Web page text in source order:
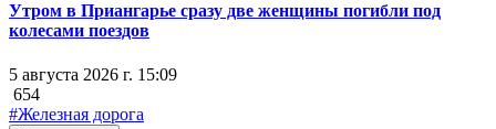
Утром в Приангарье сразу две женщины погибли под
колесами поездов
5 августа 2026 г. 15:09
654
#Железная дорога